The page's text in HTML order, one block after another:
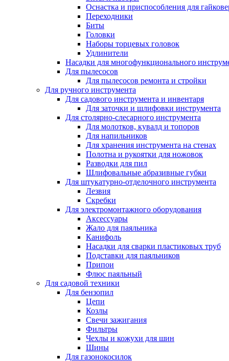
Оснастка и приспособления для
Переходники
Биты
Головки
Наборы торцевых головок
Удлинители
Насадки для многофункционального
Для пылесосов
Для пылесосов ремонта и стройки
Для ручного инструмента
Для садового инструмента и инвентаря
Для заточки и шлифовки инструмента
Для столярно-слесарного инструмента
Для молотков, кувалд и топоров
Для напильников
Для хранения инструмента на стенах
Полотна и рукоятки для ножовок
Разводки для пил
Шлифовальные абразивные губки
Для штукатурно-отделочного инструмента
Лезвия
Скребки
Для электромонтажного оборудования
Аксессуары
Жало для паяльника
Канифоль
Насадки для сварки пластиковых труб
Подставки для паяльников
Припои
Флюс паяльный
Для садовой техники
Для бензопил
Цепи
Козлы
Свечи зажигания
Фильтры
Чехлы и кожухи для шин
Шины
Для газонокосилок